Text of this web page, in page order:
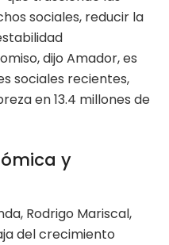
sociales, reducir la
dijo Amador, es
sociales recientes,
en 13.4 millones de
y
Rodrigo Mariscal,
del crecimiento